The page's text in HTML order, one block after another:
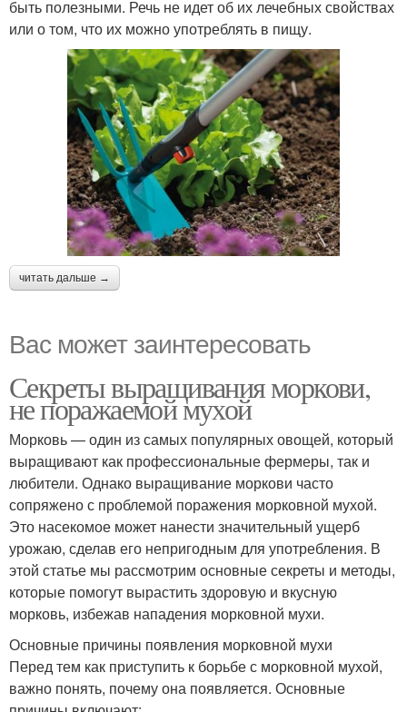
быть полезными. Речь не идет об их лечебных свойствах
или о том, что их можно употреблять в пищу.
читать дальше →
Вас может заинтересовать
Секреты выращивания моркови,
не поражаемой мухой
Морковь — один из самых популярных овощей, который
выращивают как профессиональные фермеры, так и
любители. Однако выращивание моркови часто
сопряжено с проблемой поражения морковной мухой.
Это насекомое может нанести значительный ущерб
урожаю, сделав его непригодным для употребления. В
этой статье мы рассмотрим основные секреты и методы,
которые помогут вырастить здоровую и вкусную
морковь, избежав нападения морковной мухи.
Основные причины появления морковной мухи
Перед тем как приступить к борьбе с морковной мухой,
важно понять, почему она появляется. Основные